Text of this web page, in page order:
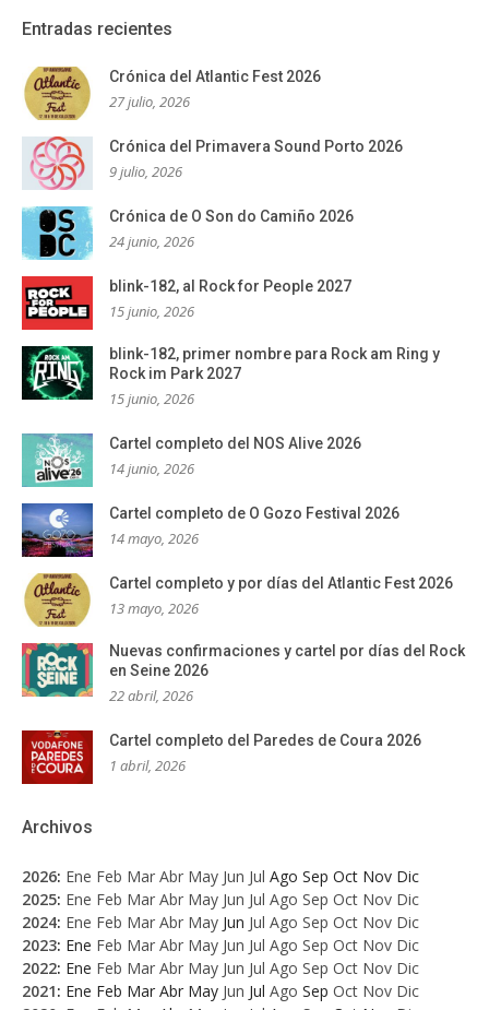
Entradas recientes
Crónica del Atlantic Fest 2026
27 julio, 2026
Crónica del Primavera Sound Porto 2026
9 julio, 2026
Crónica de O Son do Camiño 2026
24 junio, 2026
blink-182, al Rock for People 2027
15 junio, 2026
blink-182, primer nombre para Rock am Ring y
Rock im Park 2027
15 junio, 2026
Cartel completo del NOS Alive 2026
14 junio, 2026
Cartel completo de O Gozo Festival 2026
14 mayo, 2026
Cartel completo y por días del Atlantic Fest 2026
13 mayo, 2026
Nuevas confirmaciones y cartel por días del Rock
en Seine 2026
22 abril, 2026
Cartel completo del Paredes de Coura 2026
1 abril, 2026
Archivos
2026: Ene Feb Mar Abr May Jun Jul Ago Sep Oct Nov Dic
2025: Ene Feb Mar Abr May Jun Jul Ago Sep Oct Nov Dic
2024: Ene Feb Mar Abr May Jun Jul Ago Sep Oct Nov Dic
2023: Ene Feb Mar Abr May Jun Jul Ago Sep Oct Nov Dic
2022: Ene Feb Mar Abr May Jun Jul Ago Sep Oct Nov Dic
2021: Ene Feb Mar Abr May Jun Jul Ago Sep Oct Nov Dic